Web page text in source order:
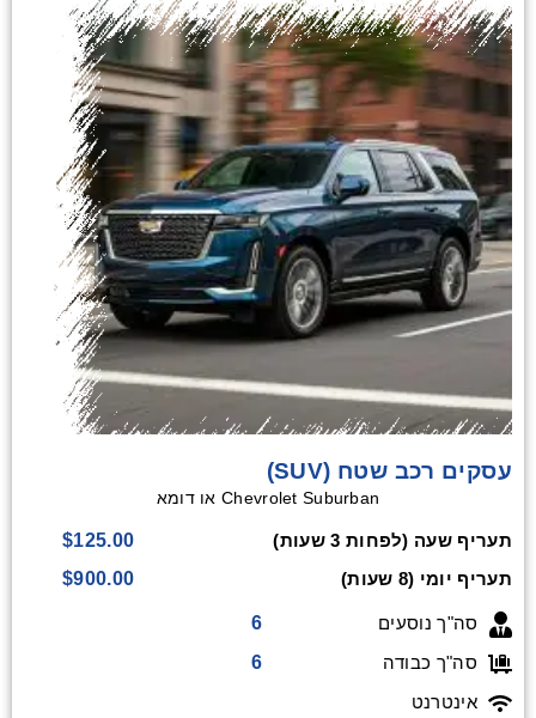
עסקים רכב שטח (SUV)
Chevrolet Suburban או דומא
תעריף שעה (לפחות 3 שעות)
$125.00
תעריף יומי (8 שעות)
$900.00
סה"ך נוסעים
6
סה"ך כבודה
6
אינטרנט